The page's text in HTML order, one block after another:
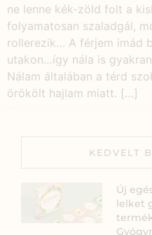
ne lenne kék-zöld folt a
folyamatosan szaladgál,
rollerezik… A férjem imád
utakon…így nála is
Nálam általában a térd
örökölt hajlam miatt. […]
KEDVELT
Új
lelket